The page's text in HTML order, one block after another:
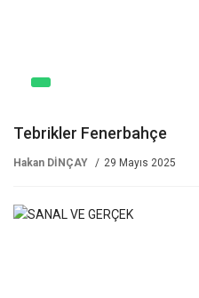
Tebrikler Fenerbahçe
Hakan DİNÇAY 29 Mayıs 2025